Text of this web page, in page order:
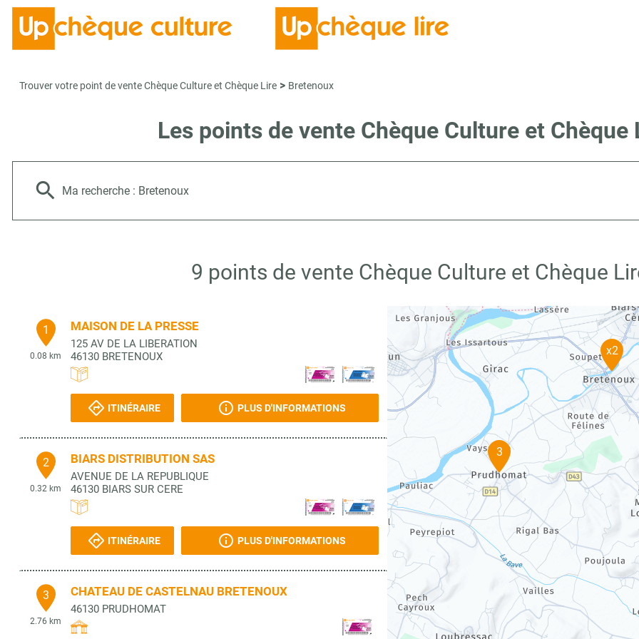
Trouver votre point de vente Chèque Culture et Chèque Lire > Bretenoux
Les points de vente Chèque Culture et Chèque
Ma recherche : Bretenoux
9 points de vente Chèque Culture et Chèque
1
0.08 km
MAISON DE LA PRESSE
125 AV DE LA LIBERATION
46130 BRETENOUX
ITINÉRAIRE PLUS D'INFORMATIONS
2
0.32 km
BIARS DISTRIBUTION SAS
AVENUE DE LA REPUBLIQUE
46130 BIARS SUR CERE
ITINÉRAIRE PLUS D'INFORMATIONS
3
2.76 km
CHATEAU DE CASTELNAU BRETENOUX
46130 PRUDHOMAT
3
x2